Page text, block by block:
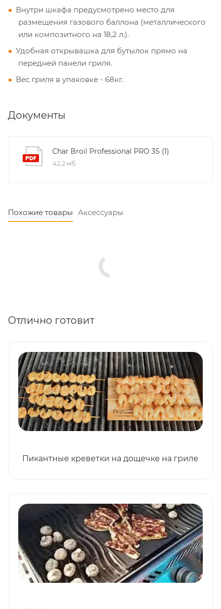
Внутри шкафа предусмотрено место для
размещения газового баллона (металлического
или композитного на 18,2 л.).
Удобная открывашка для бутылок прямо на
передней панели гриля.
Вес гриля в упаковке - 68кг.
Документы
Char Broil Professional PRO 3S (1)
42,2 мб
Похожие товары Аксессуары
Отлично готовит
Пикантные креветки на дощечке на гриле